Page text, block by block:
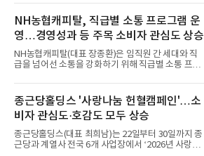
넘
혔다.‘동대문식 닭한마리 칼국수’는 예상을 뛰어넘는
소비자 호응에 힘입어 지난 7월 13일 첫 선을 보인 지
단 18일 만에 누적 판매량 50만 개를 돌파하는 성과를
거두었다.이번 신제품은 개발진이 전국의 닭한마리
전문점을 직접 찾아 다니며 최적의 육수 비율을 완성
했다. 자극적이지 않으면서도 깊은 닭육수에 마늘의
개운한 풍미를 더했으며, 국물이 잘 배어들면서도 쫄
서도
NH농협캐피탈, 직급별 소통 프로그램 운
영…경영성과 등 주목 소비자 관심도 상승
NH농협캐피탈(대표 장종환)은 임직원 간 세대와 직
급을 넘어선 소통을 강화하기 위해 직급별 소통 프로
부터 30일까지 서울 원센티널 NH농협캐피탈타워 22
층에서 운영했다고 31일 밝혔다.이번 프로그램은 경
영지원부 홍보팀과 2026년 새로이(e)＊가 공동 주관
했으며, ▲팀장·부장(7.27), ▲계장·주임(7.28), ▲과
장·차장(7.29), ▲대리(7.30) 등 직급별로 총 4회에 걸
쳐 진행됐다.참고로 새로이(e)는 NH농협캐피탈 MZ
세대들로(과장~계장) 구성된 자율 참여조직으로, 조
종근당홀딩스 '사랑나눔 헌혈캠페인'…소
비자 관심도·호감도 모두 상승
종근당홀딩스(대표 최희남)는 22일부터 30일까지 종
근당과 계열사 전국 6개 사업장에서 ‘2026년 사랑나